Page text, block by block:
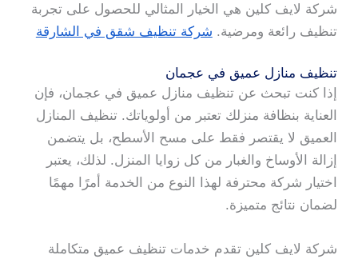
شركة لايف كلين هي الخيار المثالي للحصول على تجربة
تنظيف رائعة ومرضية. شركة تنظيف شقق في الشارقة
تنظيف منازل عميق في عجمان
إذا كنت تبحث عن تنظيف منازل عميق في عجمان، فإن
العناية بنظافة منزلك تعتبر من أولوياتك. تنظيف المنازل
العميق لا يقتصر فقط على مسح الأسطح، بل يتضمن
إزالة الأوساخ والغبار من كل زوايا المنزل. لذلك، يعتبر
اختيار شركة محترفة لهذا النوع من الخدمة أمرًا مهمًا
لضمان نتائج متميزة.
شركة لايف كلين تقدم خدمات تنظيف عميق متكاملة